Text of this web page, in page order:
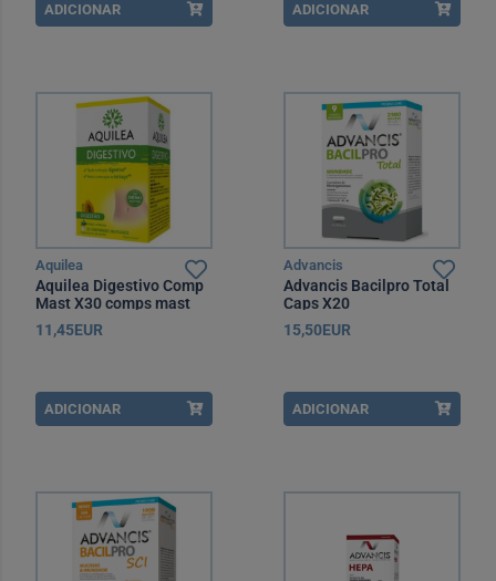
ADICIONAR ADICIONAR
Aquilea
Aquilea Digestivo Comp
Mast X30 comps mast
11,45EUR
ADICIONAR
Advancis
Advancis Bacilpro Total
Caps X20
15,50EUR
ADICIONAR